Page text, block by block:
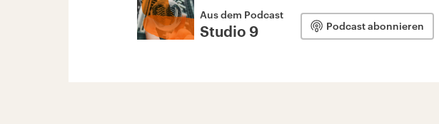
Aus dem Podcast
Studio 9 Podcast abonnieren